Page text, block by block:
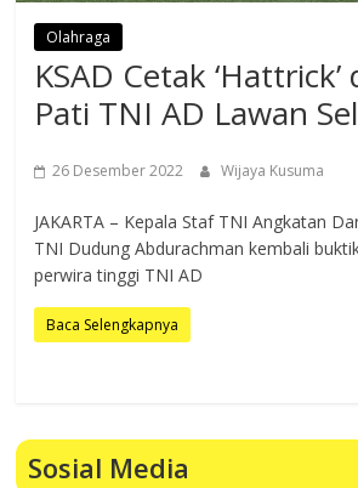
Olahraga
KSAD Cetak ‘Hattrick’
Pati TNI AD Lawan
26 Desember 2022 Wijaya Kusuma
JAKARTA – Kepala Staf TNI Angkatan
TNI Dudung Abdurachman kembali
perwira tinggi TNI AD
Baca Selengkapnya
Sosial Media